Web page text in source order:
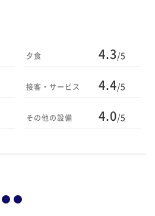
夕食 4.3/5
接客・サービス 4.4/5
その他の設備 4.0/5